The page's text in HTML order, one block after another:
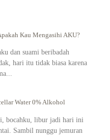
Kau Mengasihi AKU?
dan suami beribadah
hari itu tidak biasa karena
Water 0% Alkohol
bocahku, libur jadi hari ini
Sambil nunggu jemuran